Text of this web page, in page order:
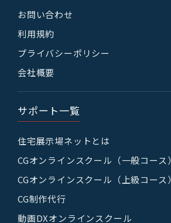
お問い合わせ
利用規約
プライバシーポリシー
会社概要
サポート一覧
住宅展示場ネットとは
CGオンラインスクール（一般コース）
CGオンラインスクール（上級コース）
CG制作代行
動画DXオンラインスクール